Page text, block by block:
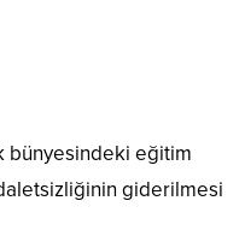
bünyesindeki eğitim
giderilmesi